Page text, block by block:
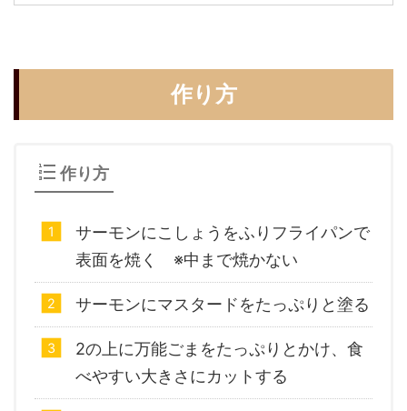
作り方
作り方
サーモンにこしょうをふりフライパンで
表面を焼く ※中まで焼かない
サーモンにマスタードをたっぷりと塗る
2の上に万能ごまをたっぷりとかけ、食
べやすい大きさにカットする